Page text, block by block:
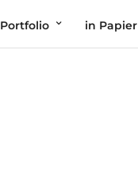
Portfolio in Papier